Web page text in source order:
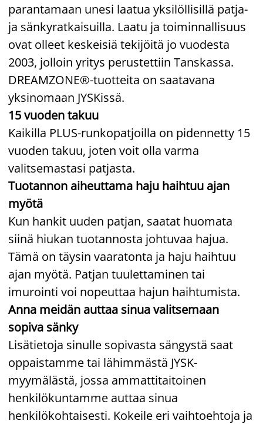
parantamaan unesi laatua yksilöllisillä patja-
ja sänkyratkaisuilla. Laatu ja toiminnallisuus
ovat olleet keskeisiä tekijöitä jo vuodesta
2003, jolloin yritys perustettiin Tanskassa.
DREAMZONE®-tuotteita on saatavana
yksinomaan JYSKissä.
15 vuoden takuu
Kaikilla PLUS-runkopatjoilla on pidennetty 15
vuoden takuu, joten voit olla varma
valitsemastasi patjasta.
Tuotannon aiheuttama haju haihtuu ajan
myötä
Kun hankit uuden patjan, saatat huomata
siinä hiukan tuotannosta johtuvaa hajua.
Tämä on täysin vaaratonta ja haju haihtuu
ajan myötä. Patjan tuulettaminen tai
imurointi voi nopeuttaa hajun haihtumista.
Anna meidän auttaa sinua valitsemaan
sopiva sänky
Lisätietoja sinulle sopivasta sängystä saat
oppaistamme tai lähimmästä JYSK-
myymälästä, jossa ammattitaitoinen
henkilökuntamme auttaa sinua
henkilökohtaisesti. Kokeile eri vaihtoehtoja ja